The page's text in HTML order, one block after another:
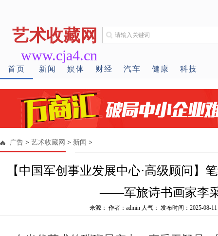
艺术收藏网
www.cja4.cn
首页 新闻 娱体 财经 汽车 健康 科技
广告 > 艺术收藏网 > 新闻 >
【中国军创事业发展中心·高级顾问】
——军旅诗书画家李
来源： 作者：admin 人气： 发布时间：2025-08-11